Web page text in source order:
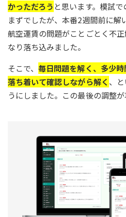
かっただろう と思います。模試
まずでしたが、本番2週間前に解
航空運賃の問題がことごとく不
なり落ち込みました。
そこで、毎日問題を解く、多少
落ち着いて確認しながら解く 、
うにしました。この最後の調整が